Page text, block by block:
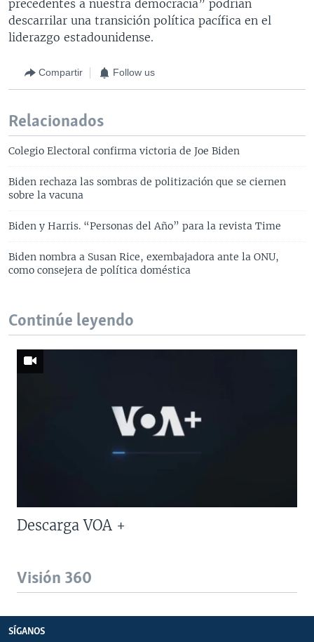
precedentes a nuestra democracia” podrían
descarrilar una transición política pacífica en el
liderazgo estadounidense.
Compartir Follow us
Relacionados
Colegio Electoral confirma victoria de Joe Biden
Biden rechaza las sombras de politización que se ciernen
sobre la vacuna
Biden y Harris. “Personas del Año” para la revista Time
Biden nombra a Susan Rice, exembajadora ante la ONU,
como consejera de política doméstica
Continúe leyendo
Descarga VOA +
Visión 360
SÍGANOS